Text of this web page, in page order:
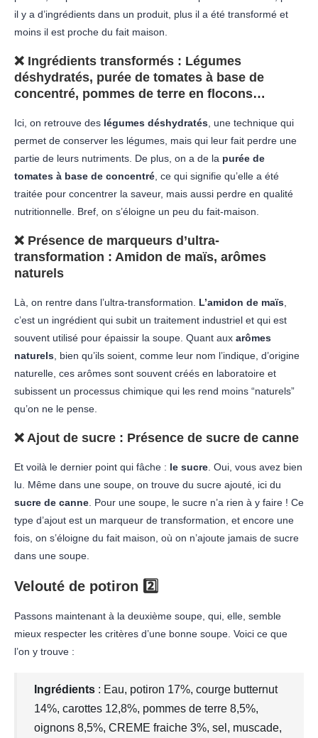
il y a d’ingrédients dans un produit, plus il a été transformé et
moins il est proche du fait maison.
❌ Ingrédients transformés : Légumes
déshydratés, purée de tomates à base de
concentré, pommes de terre en flocons…
Ici, on retrouve des légumes déshydratés , une technique qui
permet de conserver les légumes, mais qui leur fait perdre une
partie de leurs nutriments. De plus, on a de la purée de
tomates à base de concentré , ce qui signifie qu’elle a été
traitée pour concentrer la saveur, mais aussi perdre en qualité
nutritionnelle. Bref, on s’éloigne un peu du fait-maison.
❌ Présence de marqueurs d’ultra-
transformation : Amidon de maïs, arômes
naturels
Là, on rentre dans l’ultra-transformation. L’amidon de maïs
c’est un ingrédient qui subit un traitement industriel et qui est
souvent utilisé pour épaissir la soupe. Quant aux arômes
naturels , bien qu’ils soient, comme leur nom l’indique, d’origine
naturelle, ces arômes sont souvent créés en laboratoire et
subissent un processus chimique qui les rend moins “naturels”
qu’on ne le pense.
❌ Ajout de sucre : Présence de sucre de canne
Et voilà le dernier point qui fâche : le sucre . Oui, vous avez bien
lu. Même dans une soupe, on trouve du sucre ajouté, ici du
sucre de canne . Pour une soupe, le sucre n’a rien à y faire ! Ce
type d’ajout est un marqueur de transformation, et encore une
fois, on s’éloigne du fait maison, où on n’ajoute jamais de sucre
dans une soupe.
Velouté de potiron 2️⃣
Passons maintenant à la deuxième soupe, qui, elle, semble
mieux respecter les critères d’une bonne soupe. Voici ce que
l’on y trouve :
Ingrédients : Eau, potiron 17%, courge butternut
14%, carottes 12,8%, pommes de terre 8,5%,
oignons 8,5%, CREME fraiche 3%, sel, muscade,